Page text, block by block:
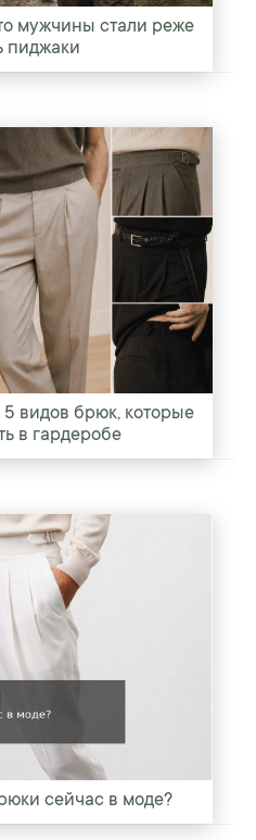
мужчины стали реже
пиджаки
видов брюк, которые
в гардеробе
сейчас в моде?